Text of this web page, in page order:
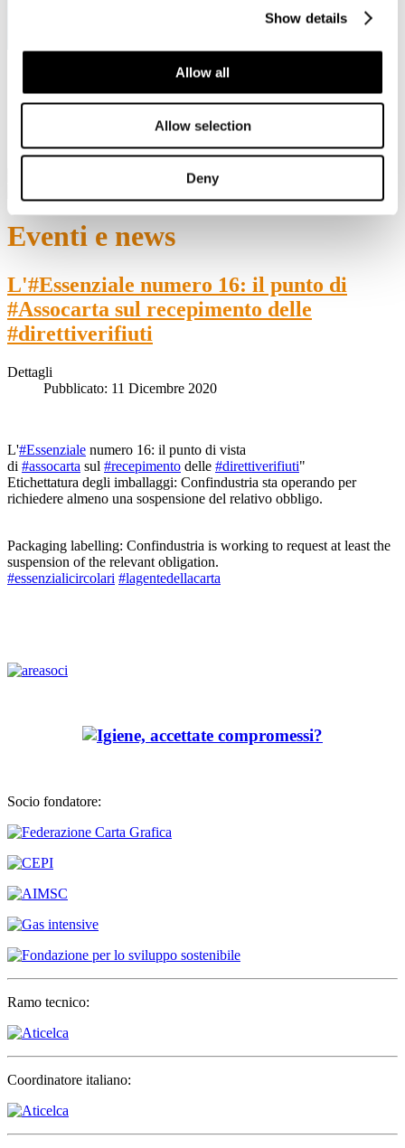
Show details
Allow all
Allow selection
Deny
Home
L'#Essenziale numero 16: il punto di #Assocarta sul
recepimento delle #direttiverifiuti
Eventi e news
L'#Essenziale numero 16: il punto di
#Assocarta sul recepimento delle
#direttiverifiuti
Dettagli
Pubblicato: 11 Dicembre 2020
L'#Essenziale numero 16: il punto di vista
di #assocarta sul #recepimento delle #direttiverifiuti"
Etichettatura degli imballaggi: Confindustria sta operando per
richiedere almeno una sospensione del relativo obbligo.
Packaging labelling: Confindustria is working to request at least the
suspension of the relevant obligation.
#essenzialicircolari #lagentedellacarta
Socio fondatore:
Ramo tecnico:
Coordinatore italiano: